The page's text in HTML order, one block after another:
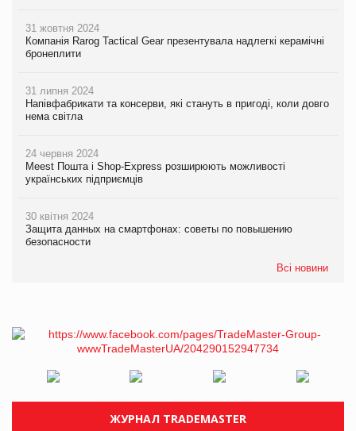
31 жовтня 2024
Компанія Rarog Tactical Gear презентувала надлегкі керамічні
бронеплити
31 липня 2024
Напівфабрикати та консерви, які стануть в пригоді, коли довго
нема світла
24 червня 2024
Meest Пошта і Shop-Express розширюють можливості
українських підприємців
30 квітня 2024
Защита данных на смартфонах: советы по повышению
безопасности
Всі новини
ЖУРНАЛ TRADEMASTER